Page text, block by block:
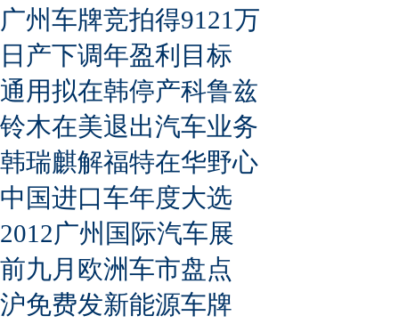
广州车牌竞拍得9121万
日产下调年盈利目标
通用拟在韩停产科鲁兹
铃木在美退出汽车业务
韩瑞麒解福特在华野心
中国进口车年度大选
2012广州国际汽车展
前九月欧洲车市盘点
沪免费发新能源车牌